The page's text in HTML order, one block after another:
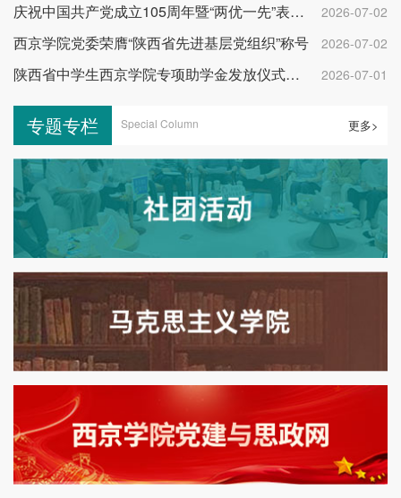
庆祝中国共产党成立105周年暨“两优一先”表彰大会举行 2026-07-02
西京学院党委荣膺“陕西省先进基层党组织”称号 2026-07-02
陕西省中学生西京学院专项助学金发放仪式举行 2026-07-01
专题专栏 Special Column 更多>